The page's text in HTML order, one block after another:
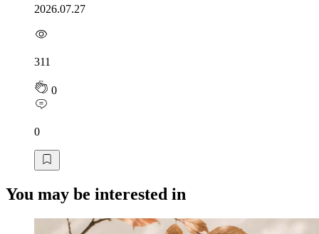
2026.07.27
311
0
0
You may be interested in